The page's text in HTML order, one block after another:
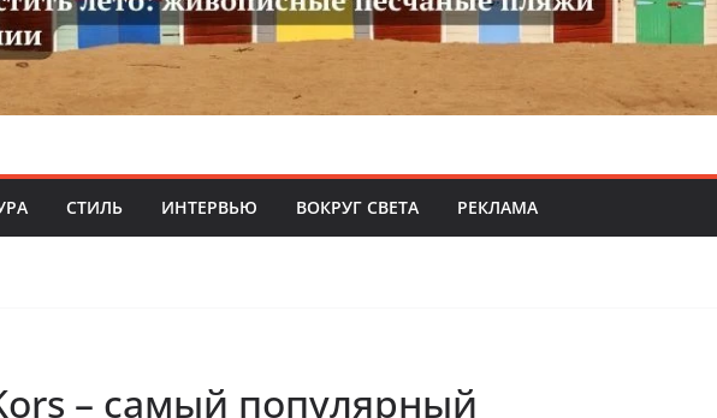
СТИЛЬ ИНТЕРВЬЮ ВОКРУГ СВЕТА РЕКЛАМА
– самый популярный